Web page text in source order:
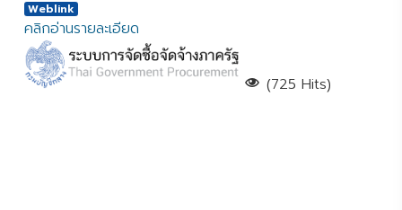
Weblink
คลิกอ่านรายละเอียด
(725 Hits)